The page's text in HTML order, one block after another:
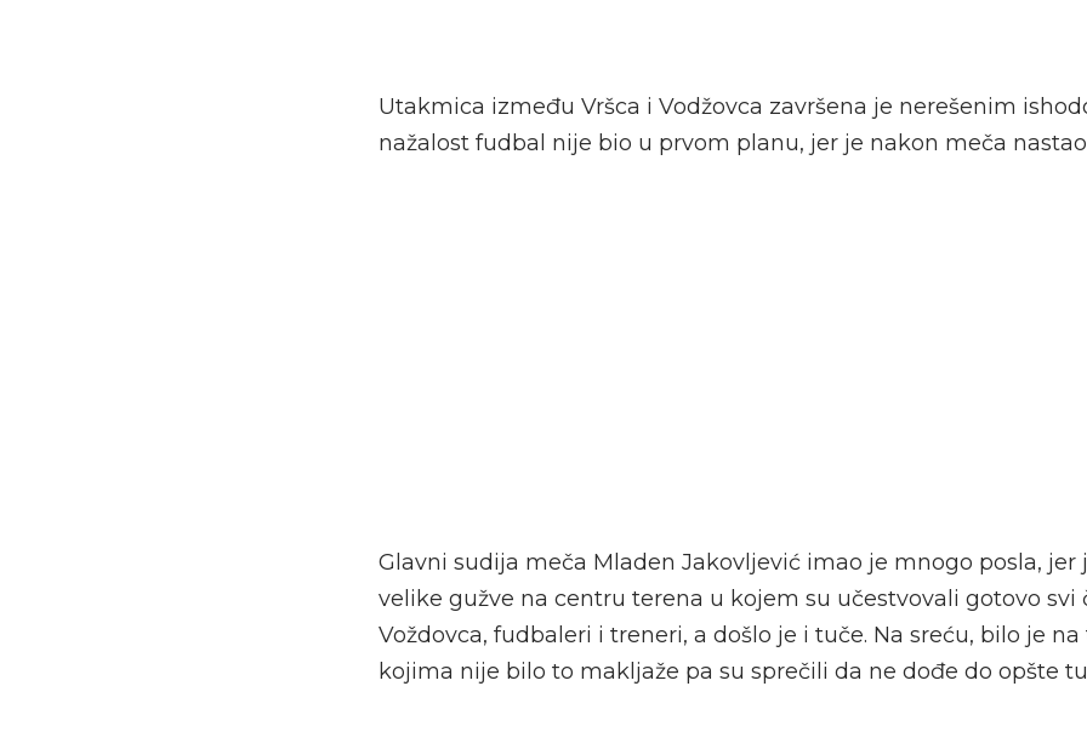
Utakmica između Vršca i Vodžovca završena je nerešenim
nažalost fudbal nije bio u prvom planu, jer je nakon meča
Glavni sudija meča Mladen Jakovljević imao je mnogo posla, jer
velike gužve na centru terena u kojem su učestvovali gotovo svi
Voždovca, fudbaleri i treneri, a došlo je i tuče. Na sreću, bilo je
kojima nije bilo to makljaže pa su sprečili da ne dođe do opšte